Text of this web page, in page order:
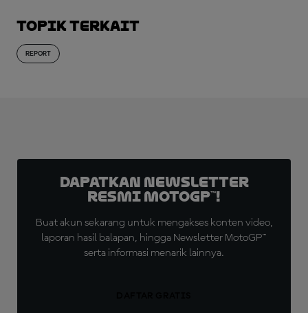
Topik Terkait
REPORT
Dapatkan Newsletter
Resmi MotoGP™!
Buat akun sekarang untuk mengakses konten video,
laporan hasil balapan, hingga Newsletter MotoGP™
serta informasi menarik lainnya.